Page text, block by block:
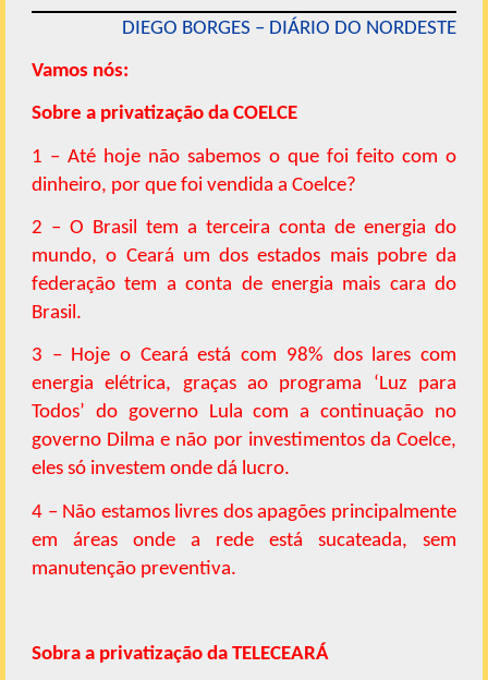
DIEGO BORGES – DIÁRIO DO NORDESTE
Vamos nós:
Sobre a privatização da COELCE
1 – Até hoje não sabemos o que foi feito com o
dinheiro, por que foi vendida a Coelce?
2 – O Brasil tem a terceira conta de energia do
mundo, o Ceará um dos estados mais pobre da
federação tem a conta de energia mais cara do
Brasil.
3 – Hoje o Ceará está com 98% dos lares com
energia elétrica, graças ao programa ‘Luz para
Todos’ do governo Lula com a continuação no
governo Dilma e não por investimentos da Coelce,
eles só investem onde dá lucro.
4 – Não estamos livres dos apagões principalmente
em áreas onde a rede está sucateada, sem
manutenção preventiva.
Sobra a privatização da TELECEARÁ